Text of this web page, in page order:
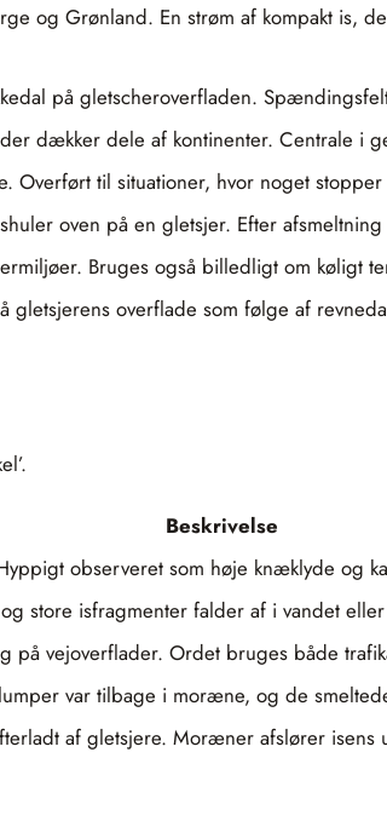
og Grønland. En strøm af kompakt is,
på gletscheroverfladen.
dækker dele af kontinenter. Centrale i
Overført til situationer, hvor noget
oven på en gletsjer. Efter
Bruges også billedligt om køligt
gletsjerens overflade som følge af
Beskrivelse
observeret som høje knæklyde og
store isfragmenter falder af i vandet
på vejoverflader. Ordet bruges både
var tilbage i moræne, og de
af gletsjere. Moræner afslører